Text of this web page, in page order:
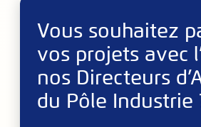
Vous souhaitez
vos projets avec
nos Directeurs
du Pôle Industrie